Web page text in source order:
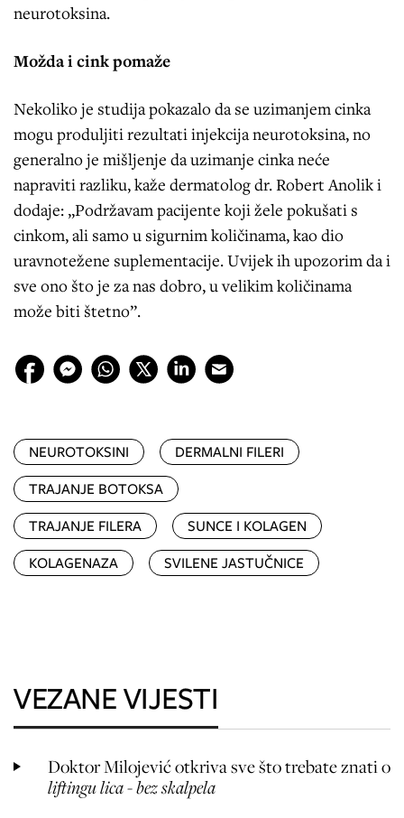
neurotoksina.
Možda i cink pomaže
Nekoliko je studija pokazalo da se uzimanjem cinka
mogu produljiti rezultati injekcija neurotoksina, no
generalno je mišljenje da uzimanje cinka neće
napraviti razliku, kaže dermatolog dr. Robert Anolik i
dodaje: „Podržavam pacijente koji žele pokušati s
cinkom, ali samo u sigurnim količinama, kao dio
uravnotežene suplementacije. Uvijek ih upozorim da i
sve ono što je za nas dobro, u velikim količinama
može biti štetno”.
NEUROTOKSINI
DERMALNI FILERI
TRAJANJE BOTOKSA
TRAJANJE FILERA
SUNCE I KOLAGEN
KOLAGENAZA
SVILENE JASTUČNICE
VEZANE VIJESTI
Doktor Milojević otkriva sve što trebate znati o
liftingu lica - bez skalpela